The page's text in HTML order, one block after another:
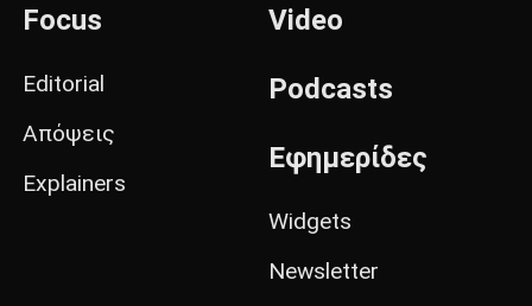
Focus
Editorial
Απόψεις
Explainers
Video
Podcasts
Εφημερίδες
Widgets
Newsletter